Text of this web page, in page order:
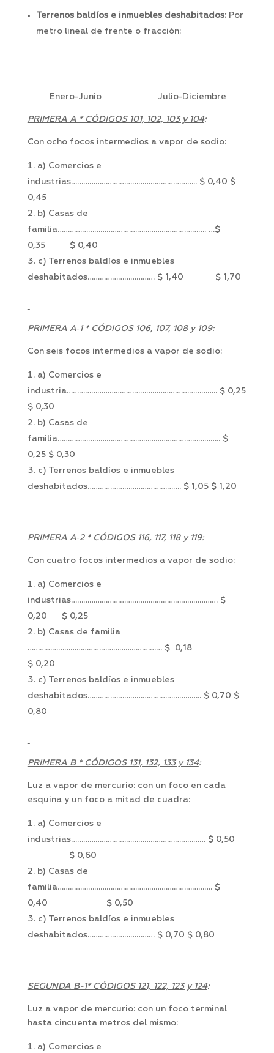
Terrenos baldíos e inmuebles deshabitados:Por
metro lineal de frente o fracción:
Enero-Junio Julio-Diciembre
PRIMERA A * CÓDIGOS 101, 102, 103 y 104:
Con ocho focos intermedios a vapor de sodio:
a) Comercios e
industrias…………………………………………………….. $ 0,40 $
0,45
b) Casas de
familia………………………………………………………………. …$
0,35 $ 0,40
c) Terrenos baldíos e inmuebles
deshabitados…………………………… $ 1,40 $ 1,70
PRIMERA A‑1 * CÓDIGOS 106, 107, 108 y 109:
Con seis focos intermedios a vapor de sodio:
a) Comercios e
industria……………………………………………………………….. $ 0,25
$ 0,30
b) Casas de
familia…………………………………………………………………….. $
0,25 $ 0,30
c) Terrenos baldíos e inmuebles
deshabitados………………………………………. $ 1,05 $ 1,20
PRIMERA A‑2 * CÓDIGOS 116, 117, 118 y 119:
Con cuatro focos intermedios a vapor de sodio:
a) Comercios e
industrias……………………………………………………………… $
0,20 $ 0,25
b) Casas de familia
………………………………………………………… $ 0,18
$ 0,20
c) Terrenos baldíos e inmuebles
deshabitados……………………………………………….. $ 0,70 $
0,80
PRIMERA B * CÓDIGOS 131, 132, 133 y 134:
Luz a vapor de mercurio: con un foco en cada
esquina y un foco a mitad de cuadra:
a) Comercios e
industrias………………………………………………………… $ 0,50
$ 0,60
b) Casas de
familia…………………………………………………………………. $
0,40 $ 0,50
c) Terrenos baldíos e inmuebles
deshabitados…………………………… $ 0,70 $ 0,80
SEGUNDA B-1* CÓDIGOS 121, 122, 123 y 124:
Luz a vapor de mercurio: con un foco terminal
hasta cincuenta metros del mismo:
a) Comercios e